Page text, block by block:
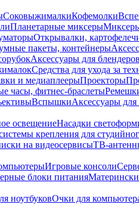
СоковыжималкиКофемолки
Планетарные миксеры
Открывалки,
пакеты, контейнеры
Аксессуары для
Средства для ухода за
и медиаплеерыПроекторы
часы, фитнес-браслеты
ВспышкиАксессуары для
освещениеНасадки
крепления для
на видеосервисыТВ-
Игровые консоли
блоки питания
ноутбуковОчки для